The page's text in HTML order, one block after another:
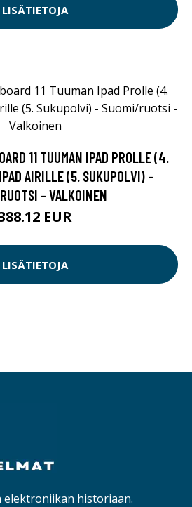
LISÄTIETOJA
11 TUUMAN IPAD PROLLE (4.
AIRILLE (5. SUKUPOLVI) -
- VALKOINEN
EUR
LISÄTIETOJA
elektroniikan historiaan.